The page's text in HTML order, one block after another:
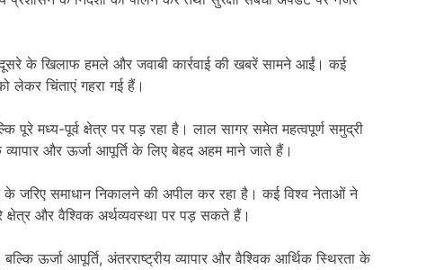
के खिलाफ हमले और जवाबी कार्रवाई की खबरें सामने आईं। कई
लेकर चिंताएं गहरा गई हैं।
मध्य-पूर्व क्षेत्र पर पड़ रहा है। लाल सागर समेत महत्वपूर्ण समुद्री
व्यापार और ऊर्जा आपूर्ति के लिए बेहद अहम माने जाते हैं।
के जरिए समाधान निकालने की अपील कर रहा है। कई विश्व नेताओं ने
क्षेत्र और वैश्विक अर्थव्यवस्था पर पड़ सकते हैं।
ऊर्जा आपूर्ति, अंतरराष्ट्रीय व्यापार और वैश्विक आर्थिक स्थिरता के